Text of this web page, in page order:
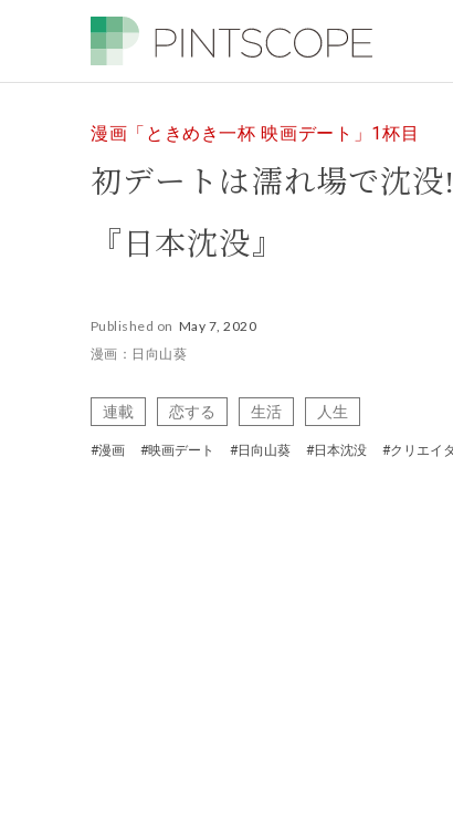
漫画「ときめき一杯 映画デート」1杯目
初デートは濡れ場で沈没
『日本沈没』
Published on May 7, 2020
漫画：日向山葵
連載 恋する 生活 人生
#漫画 #映画デート #日向山葵 #日本沈没 #クリエイ